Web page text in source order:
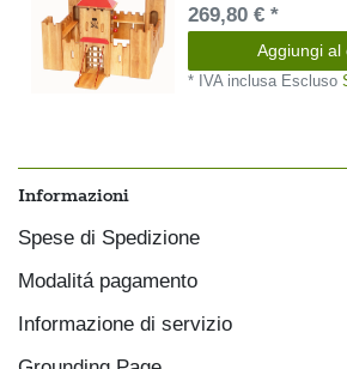
269,80 € *
Aggiungi al
* IVA inclusaEscluso
Informazioni
Spese di Spedizione
Modalitá pagamento
Informazione di servizio